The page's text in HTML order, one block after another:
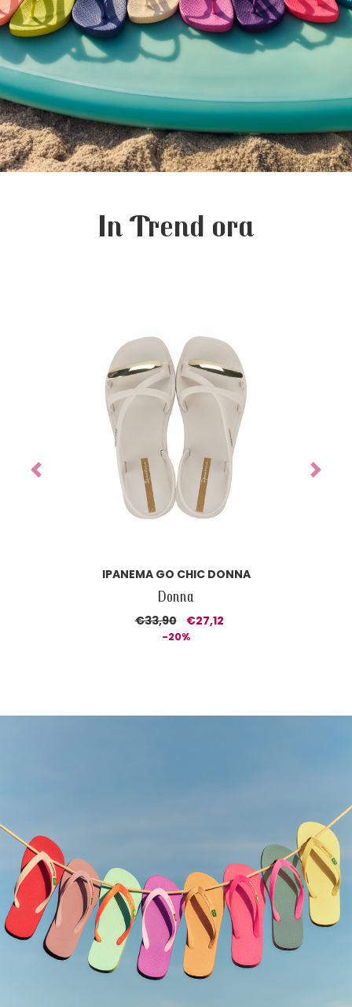
In Trend ora
IPANEMA CLASS DREAMY SANDAL DONNA
Donna
€37,90 €26,53
-30%
Previous Next